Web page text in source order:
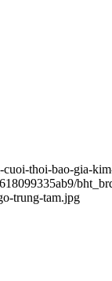
thoi-bao-gia-
trung-tam.jpg